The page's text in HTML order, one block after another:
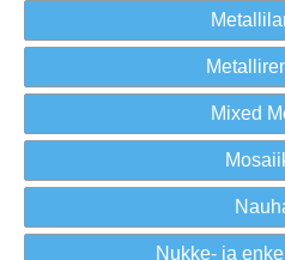
Mixed
Nukke- ja